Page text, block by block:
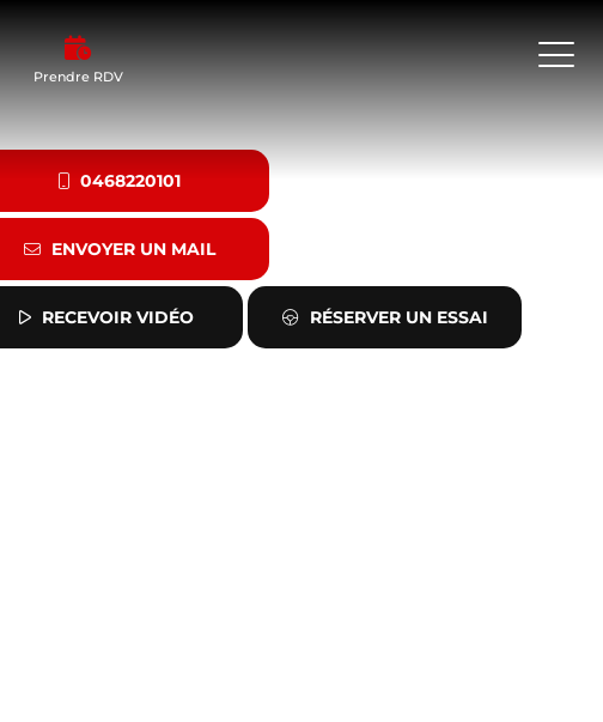
Prendre RDV
0468220101
ENVOYER UN MAIL
RECEVOIR VIDÉO RÉSERVER UN ESSAI